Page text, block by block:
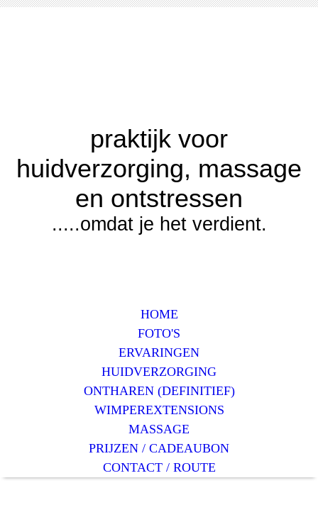
praktijk voor
huidverzorging, massage
en ontstressen
.....omdat je het verdient.
HOME
FOTO'S
ERVARINGEN
HUIDVERZORGING
ONTHAREN (DEFINITIEF)
WIMPEREXTENSIONS
MASSAGE
PRIJZEN / CADEAUBON
CONTACT / ROUTE